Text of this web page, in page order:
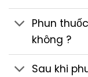
Phun
không ?
Sau khi